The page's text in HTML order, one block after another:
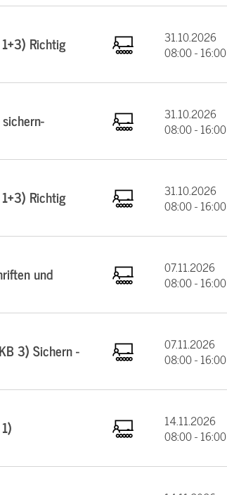
Richtig
31.10.2026
08:00 - 16:00
31.10.2026
08:00 - 16:00
Richtig
31.10.2026
08:00 - 16:00
und
07.11.2026
08:00 - 16:00
3) Sichern -
07.11.2026
08:00 - 16:00
14.11.2026
08:00 - 16:00